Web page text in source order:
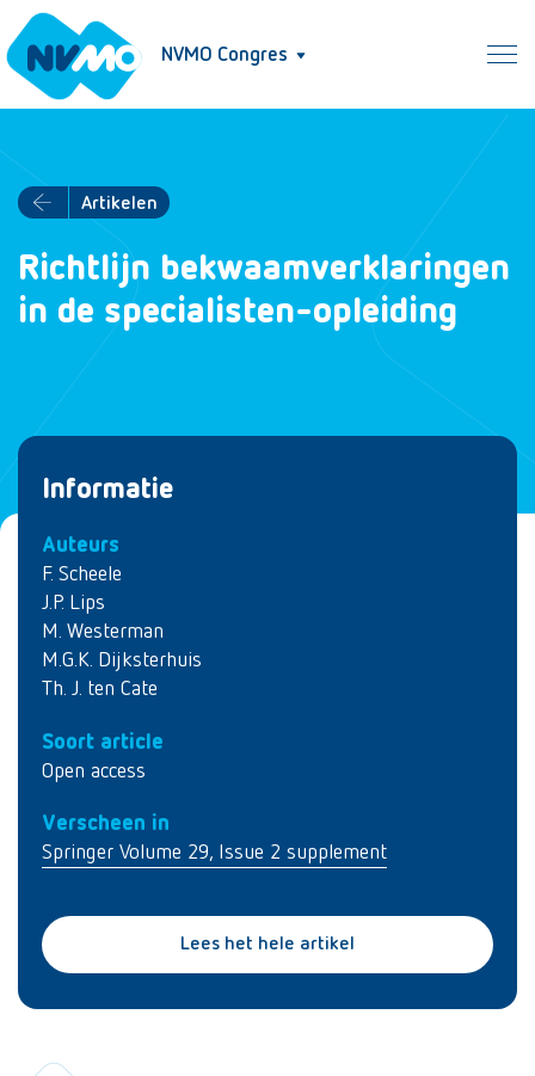
NVMO Congres
Artikelen
Richtlijn bekwaamverklaringen
in de specialisten-opleiding
Informatie
Auteurs
F. Scheele
J.P. Lips
M. Westerman
M.G.K. Dijksterhuis
Th. J. ten Cate
Soort article
Open access
Verscheen in
Springer Volume 29, Issue 2 supplement
Lees het hele artikel